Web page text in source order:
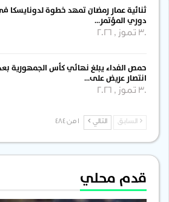
ثنائية عمار رمضان تمهد خطوة لدونايسكا في
دوري المؤتمر…
30 تموز , 2026
حمص الفداء يبلغ نهائي كأس الجمهورية بعد
انتصار عريض على…
30 تموز , 2026
السابق التالي
قدم محلي